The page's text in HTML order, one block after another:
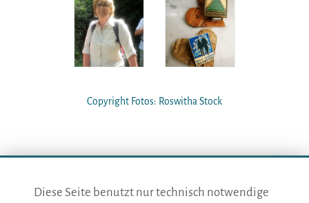
Copyright Fotos: Roswitha Stock
Diese Seite benutzt nur technisch notwendige